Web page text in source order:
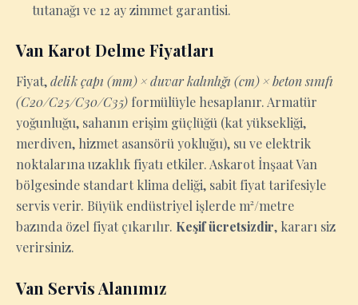
tutanağı ve 12 ay zimmet garantisi.
Van Karot Delme Fiyatları
Fiyat,delik çapı (mm) × duvar kalınlığı (cm) × beton sınıfı
(C20/C25/C30/C35) formülüyle hesaplanır. Armatür
yoğunluğu, sahanın erişim güçlüğü (kat yüksekliği,
merdiven, hizmet asansörü yokluğu), su ve elektrik
noktalarına uzaklık fiyatı etkiler. Askarot İnşaat Van
bölgesinde standart klima deliği, sabit fiyat tarifesiyle
servis verir. Büyük endüstriyel işlerde m²/metre
bazında özel fiyat çıkarılır. Keşif ücretsizdir, kararı siz
verirsiniz.
Van Servis Alanımız